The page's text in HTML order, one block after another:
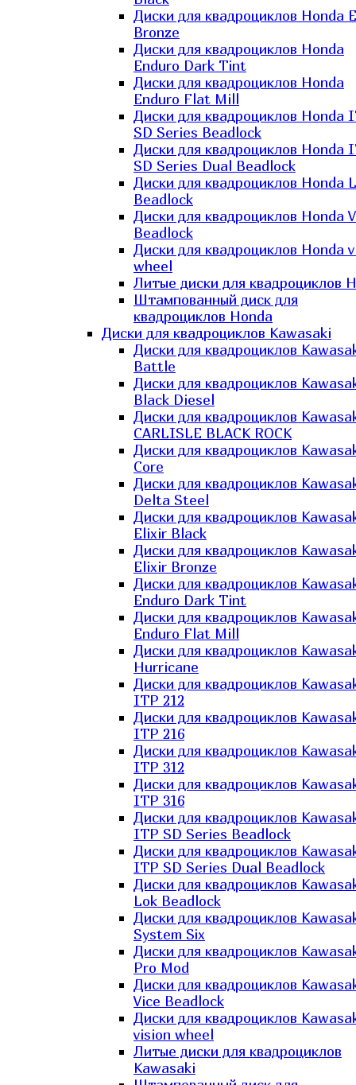
Диски для квадроциклов Honda
Bronze
Диски для квадроциклов Honda
Enduro Dark Tint
Диски для квадроциклов Honda
Enduro Flat Mill
Диски для квадроциклов Honda
SD Series Beadlock
Диски для квадроциклов Honda
SD Series Dual Beadlock
Диски для квадроциклов Honda
Beadlock
Диски для квадроциклов Honda
Beadlock
Диски для квадроциклов Honda
wheel
Литые диски для квадроциклов
Штампованный диск для
квадроциклов Honda
Диски для квадроциклов Kawasaki
Диски для квадроциклов
Battle
Диски для квадроциклов
Black Diesel
Диски для квадроциклов
CARLISLE BLACK ROCK
Диски для квадроциклов
Core
Диски для квадроциклов
Delta Steel
Диски для квадроциклов
Elixir Black
Диски для квадроциклов
Elixir Bronze
Диски для квадроциклов
Enduro Dark Tint
Диски для квадроциклов
Enduro Flat Mill
Диски для квадроциклов
Hurricane
Диски для квадроциклов
ITP 212
Диски для квадроциклов
ITP 216
Диски для квадроциклов
ITP 312
Диски для квадроциклов
ITP 316
Диски для квадроциклов
ITP SD Series Beadlock
Диски для квадроциклов
ITP SD Series Dual Beadlock
Диски для квадроциклов
Lok Beadlock
Диски для квадроциклов
System Six
Диски для квадроциклов
Pro Mod
Диски для квадроциклов
Vice Beadlock
Диски для квадроциклов
vision wheel
Литые диски для квадроциклов
Kawasaki​